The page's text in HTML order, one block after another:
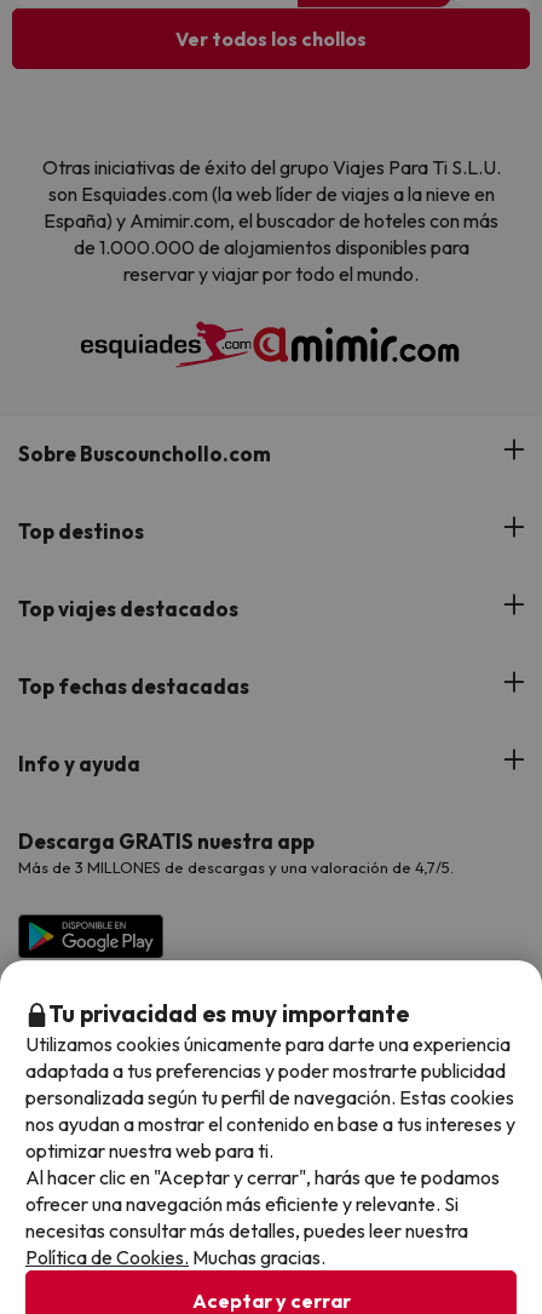
Ver todos los chollos
Otras iniciativas de éxito del grupo Viajes Para Ti S.L.U.
son Esquiades.com (la web líder de viajes a la nieve en
España) y Amimir.com, el buscador de hoteles con más
de 1.000.000 de alojamientos disponibles para
reservar y viajar por todo el mundo.
Sobre Buscounchollo.com
¿Quiénes somos?
Buscounchollo en los medios
Proveedores
Viajes para grupos
Top destinos
Hoteles Andalucía
Hoteles Cataluña
Hoteles Galicia
Hoteles Salou
Top viajes destacados
Viajes con Niños
Viajes de Novios
Chollos con Todo Incluido
Chollos en la playa
Hoteles con toboganes
Selección de la Newsletter
Los favoritos de nuestros clientes
Top fechas destacadas
Verano
Vacaciones en Agosto
Vacaciones en Octubre
Vacaciones en Noviembre
Info y ayuda
Contáctanos
Preguntas frecuentes
Descarga GRATIS nuestra app
Más de 3 MILLONES de descargas y una valoración de 4,7/5.
Métodos de pago disponibles
Condiciones generales
Tu privacidad es muy importante
Utilizamos cookies únicamente para darte una experiencia
adaptada a tus preferencias y poder mostrarte publicidad
personalizada según tu perfil de navegación. Estas cookies
nos ayudan a mostrar el contenido en base a tus intereses y
optimizar nuestra web para ti.
Al hacer clic en "Aceptar y cerrar", harás que te podamos
ofrecer una navegación más eficiente y relevante. Si
necesitas consultar más detalles, puedes leer nuestra
Política de Cookies. Muchas gracias.
Aceptar y cerrar